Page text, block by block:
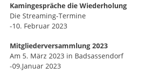
Kamingespräche die Wiederholung
Die Streaming-Termine
-10. Februar 2023
Mitgliederversammlung 2023
Am 5. März 2023 in Badsassendorf
-09.Januar 2023